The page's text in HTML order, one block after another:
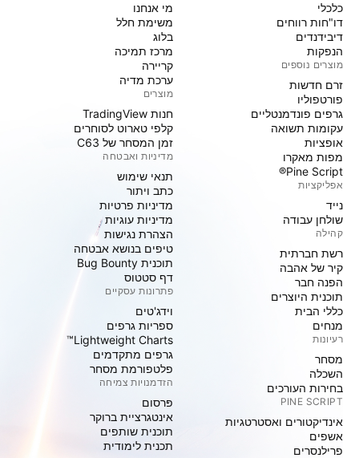
כלכלי
דו"חות רווחים
דיבידנדים
הנפקות
מוצרים נוספים
זרם חדשות
פורטפוליו
גרפים פונדמנטליים
עקומות תשואה
אופציות
מפות מאקרו
Pine Script®
אפליקציות
נייד
שולחן עבודה
קהילה
רשת חברתית
קיר של אהבה
הפנה חבר
תוכנית היוצרים
כללי הבית
מנחים
רעיונות
מסחר
השכלה
בחירות העורכים
PINE SCRIPT
אינדיקטורים ואסטרטגיות
אשפים
פרילנסרים
מי אנחנו
משימת חלל
בלוג
מרכז תמיכה
קריירה
ערכת מדיה
מוצרים
חנות TradingView
קלפי טארוט לסוחרים
זמן המסחר של C63
מדיניות ואבטחה
תנאי שימוש
כתב ויתור
מדיניות פרטיות
מדיניות עוגיות
הצהרת נגישות
טיפים בנושא אבטחה
תוכנית Bug Bounty
דף סטטוס
פתרונות עסקיים
וידג'טים
ספריות גרפים
Lightweight Charts™
גרפים מתקדמים
פלטפורמת מסחר
הזדמנויות צמיחה
פּרסום
אינטגרציית ברוקר
תוכנית שותפים
תכנית לימודית